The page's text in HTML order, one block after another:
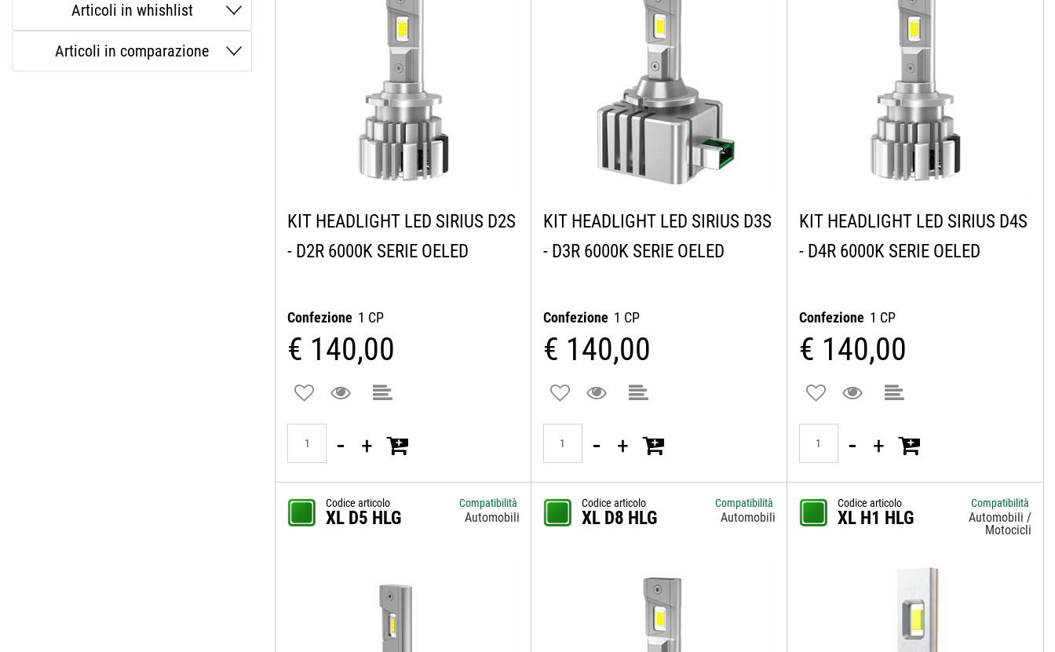
KIT HEADLIGHT LED SIRIUS D2S
- D2R 6000K SERIE OELED
Confezione 1 CP
€ 140,00
KIT HEADLIGHT LED SIRIUS D3S
- D3R 6000K SERIE OELED
Confezione 1 CP
€ 140,00
KIT HEADLIGHT LED SIRIUS D4S
- D4R 6000K SERIE OELED
Confezione 1 CP
€ 140,00
Codice articolo
XL D5 HLG
Compatibilità
Automobili
Codice articolo
XL D8 HLG
Compatibilità
Automobili
Codice articolo
XL H1 HLG
Compatibilità
Automobili /
Motocicli
Articoli in whishlist
Articoli in comparazione